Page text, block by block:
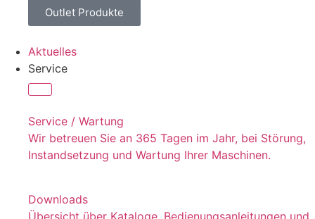
Outlet Produkte
Aktuelles
Service
Service / Wartung
Wir betreuen Sie an 365 Tagen im Jahr, bei Störung,
Instandsetzung und Wartung Ihrer Maschinen.
Downloads
Übersicht über Kataloge, Bedienungsanleitungen und